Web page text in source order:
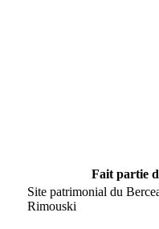
Fait partie
Site patrimonial du
Rimouski